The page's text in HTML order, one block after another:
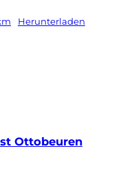
Herunterladen
Ottobeuren